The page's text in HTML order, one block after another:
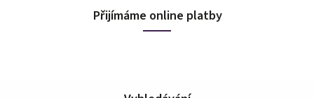
Přijímáme online platby